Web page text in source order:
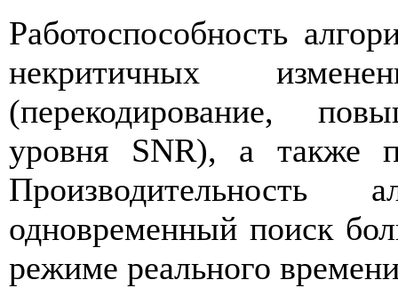
Работоспособность
некритичных
(перекодирование,
уровня SNR), а также
Производительность
одновременный поиск
режиме реального